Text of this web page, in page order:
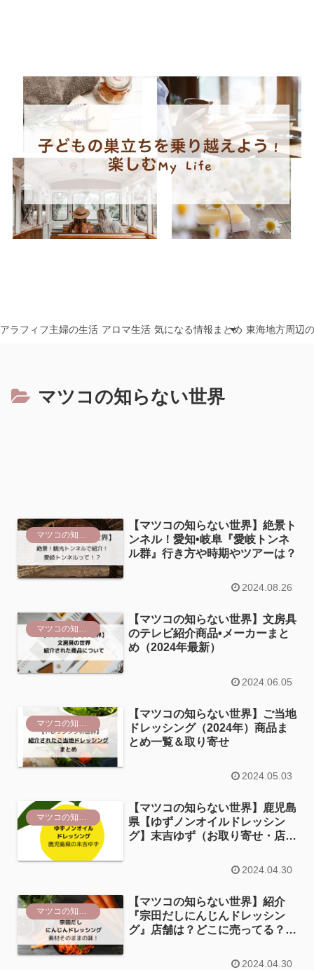
アラフィフ主婦の生活 アロマ生活 気になる情報まとめ 東海地方周辺
マツコの知らない世界
マツコの知らない世界
【マツコの知らない世界】絶景ト
ンネル！愛知•岐阜『愛岐トンネ
ル群』行き方や時期やツアーは？
2024.08.26
マツコの知らない世界
【マツコの知らない世界】文房具
のテレビ紹介商品•メーカーまと
め（2024年最新）
2024.06.05
【マツコの知らない世界】ご当地
ドレッシング（2024年）商品ま
とめ一覧＆取り寄せ
2024.05.03
【マツコの知らない世界】鹿児島
県【ゆずノンオイルドレッシン
グ】末吉ゆず（お取り寄せ・店舗
2024.04.30
【マツコの知らない世界】紹介
『宗田だしにんじんドレッシン
グ』店舗は？どこに売ってる？取
2024.04.30